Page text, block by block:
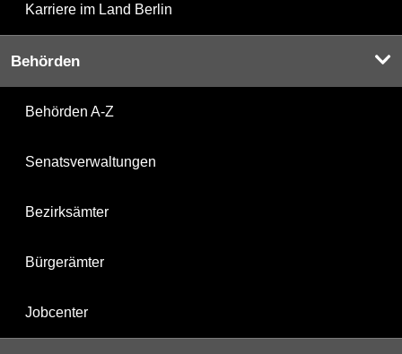
Karriere im Land Berlin
Behörden
Behörden A-Z
Senatsverwaltungen
Bezirksämter
Bürgerämter
Jobcenter